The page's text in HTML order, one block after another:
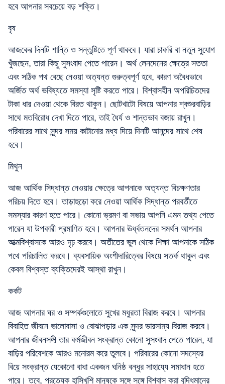
হবে আপনার সবচেয়ে বড় শক্তি।
বৃষ
আজকের দিনটি শান্তি ও সন্তুষ্টিতে পূর্ণ থাকবে। যারা চাকরি বা নতুন সুযোগ
খুঁজছেন, তারা কিছু সুসংবাদ পেতে পারেন। অর্থ লেনদেনের ক্ষেত্রে সততা
এবং সঠিক পথ বেছে নেওয়া অত্যন্ত গুরুত্বপূর্ণ হবে, কারণ অবৈধভাবে
অর্জিত অর্থ ভবিষ্যতে সমস্যা সৃষ্টি করতে পারে। বিশ্বাসহীন অপরিচিতদের
টাকা ধার দেওয়া থেকে বিরত থাকুন। ছোটখাটো বিষয়ে আপনার শ্বশুরবাড়ির
সাথে মতবিরোধ দেখা দিতে পারে, তাই ধৈর্য ও শান্তভাব বজায় রাখুন।
পরিবারের সাথে সুন্দর সময় কাটানোর মধ্য দিয়ে দিনটি আনন্দের সাথে শেষ
হবে।
মিথুন
আজ আর্থিক সিদ্ধান্ত নেওয়ার ক্ষেত্রে আপনাকে অত্যন্ত বিচক্ষণতার
পরিচয় দিতে হবে। তাড়াহুড়ো করে নেওয়া আর্থিক সিদ্ধান্ত পরবর্তীতে
সমস্যার কারণ হতে পারে। কোনো ভ্রমণ বা সভায় আপনি এমন তথ্য পেতে
পারেন যা উপকারী প্রমাণিত হবে। আপনার ঊর্ধ্বতনদের সমর্থন আপনার
আত্মবিশ্বাসকে আরও দৃঢ় করবে। অতীতের ভুল থেকে শিক্ষা আপনাকে সঠিক
পথে পরিচালিত করবে। ব্যবসায়িক অংশীদারিত্বের বিষয়ে সতর্ক থাকুন এবং
কেবল বিশ্বস্ত ব্যক্তিদেরই আস্থা রাখুন।
কর্কট
আজ আপনার ঘর ও সম্পর্কগুলোতে সুখের মধুরতা বিরাজ করবে। আপনার
বিবাহিত জীবনে ভালোবাসা ও বোঝাপড়ার এক সুন্দর ভারসাম্য বিরাজ করবে।
আপনার জীবনসঙ্গী তার কর্মজীবন সংক্রান্ত কোনো সুসংবাদ পেতে পারেন, যা
বাড়ির পরিবেশকে আরও মনোরম করে তুলবে। পরিবারের কোনো সদস্যের
বিয়ে সংক্রান্ত যেকোনো বাধা একজন ঘনিষ্ঠ বন্ধুর সাহায্যে সমাধান হতে
পারে। তবে, প্রত্যেক হাসিখুশি মানুষকে সঙ্গে সঙ্গে বিশ্বাস করা বুদ্ধিমানের